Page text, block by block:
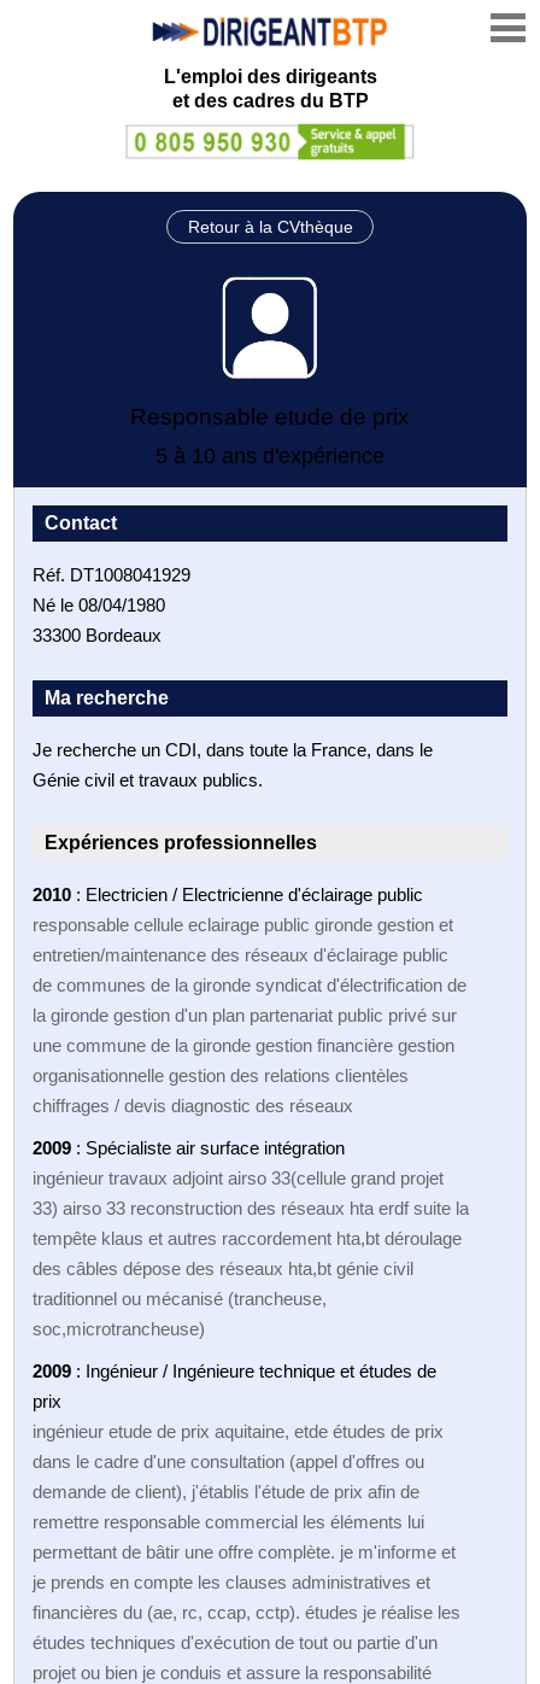
L'emploi des dirigeants
et des cadres du BTP
Retour à la CVthèque
Responsable etude de prix
5 à 10 ans d'expérience
Contact
Réf. DT1008041929
Né le 08/04/1980
33300 Bordeaux
Ma recherche
Je recherche un CDI, dans toute la France, dans le
Génie civil et travaux publics.
Expériences professionnelles
2010 : Electricien / Electricienne d'éclairage public
responsable cellule eclairage public gironde gestion et
entretien/maintenance des réseaux d'éclairage public
de communes de la gironde syndicat d'électrification de
la gironde gestion d'un plan partenariat public privé sur
une commune de la gironde gestion financière gestion
organisationnelle gestion des relations clientèles
chiffrages / devis diagnostic des réseaux
2009 : Spécialiste air surface intégration
ingénieur travaux adjoint airso 33(cellule grand projet
33) airso 33 reconstruction des réseaux hta erdf suite la
tempête klaus et autres raccordement hta,bt déroulage
des câbles dépose des réseaux hta,bt génie civil
traditionnel ou mécanisé (trancheuse,
soc,microtrancheuse)
2009 : Ingénieur / Ingénieure technique et études de
prix
ingénieur etude de prix aquitaine, etde études de prix
dans le cadre d'une consultation (appel d'offres ou
demande de client), j'établis l'étude de prix afin de
remettre responsable commercial les éléments lui
permettant de bâtir une offre complète. je m'informe et
je prends en compte les clauses administratives et
financières du (ae, rc, ccap, cctp). études je réalise les
études techniques d'exécution de tout ou partie d'un
projet ou bien je conduis et assure la responsabilité